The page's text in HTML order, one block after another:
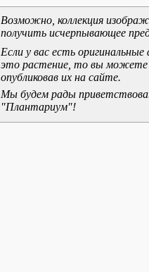
Возможно, коллекция
получить исчерпывающее
Если у вас есть
это растение, то вы можете
опубликовав их на сайте.
Мы будем рады
"Плантариум"!